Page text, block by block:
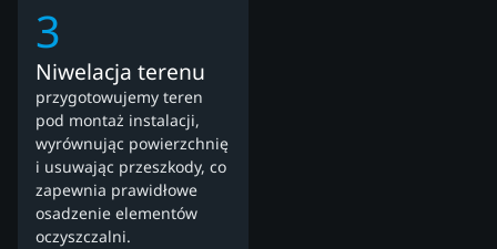
3
Niwelacja terenu
przygotowujemy teren
pod montaż instalacji,
wyrównując powierzchnię
i usuwając przeszkody, co
zapewnia prawidłowe
osadzenie elementów
oczyszczalni.